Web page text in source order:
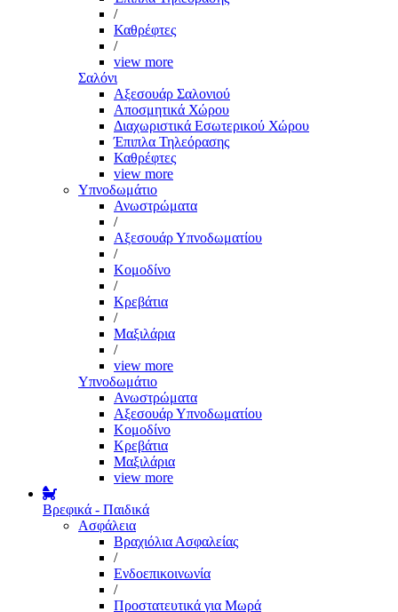
/
Καθρέφτες
/
view more
Σαλόνι
Αξεσουάρ Σαλονιού
Αποσμητικά Χώρου
Διαχωριστικά Εσωτερικού Χώρου
Έπιπλα Τηλεόρασης
Καθρέφτες
view more
Υπνοδωμάτιο
Ανωστρώματα
/
Αξεσουάρ Υπνοδωματίου
/
Κομοδίνο
/
Κρεβάτια
/
Μαξιλάρια
/
view more
Υπνοδωμάτιο
Ανωστρώματα
Αξεσουάρ Υπνοδωματίου
Κομοδίνο
Κρεβάτια
Μαξιλάρια
view more
Βρεφικά - Παιδικά
Ασφάλεια
Βραχιόλια Ασφαλείας
/
Ενδοεπικοινωνία
/
Προστατευτικά για Μωρά